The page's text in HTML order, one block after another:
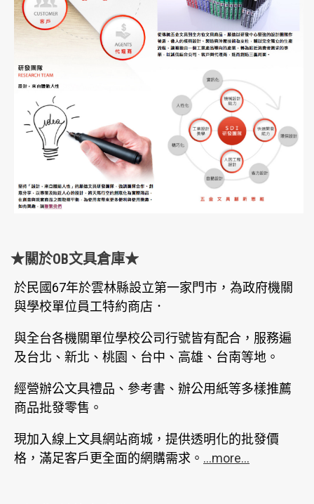
★關於OB文具倉庫★
於民國67年於雲林縣設立第一家門市，為政府機關
與學校單位員工特約商店．
與全台各機關單位學校公司行號皆有配合，服務遍
及台北、新北、桃園、台中、高雄、台南等地。
經營辦公文具禮品、參考書、辦公用紙等多樣推薦
商品批發零售。
現加入線上文具網站商城，提供透明化的批發價
格，滿足客戶更全面的網購需求。 ...more...